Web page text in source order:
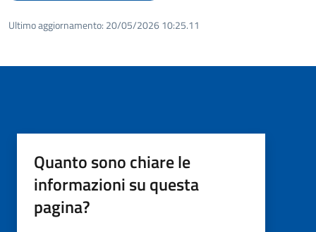
Ultimo aggiornamento: 20/05/2026 10:25.11
Quanto sono chiare le
informazioni su questa
pagina?